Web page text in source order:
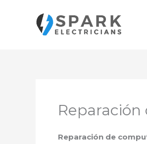
contenido
Reparación de